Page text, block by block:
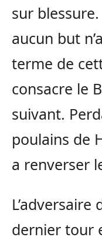
sur
aucun but
terme de
consacre le
suivant.
poulains de
a renverser
dernier tour